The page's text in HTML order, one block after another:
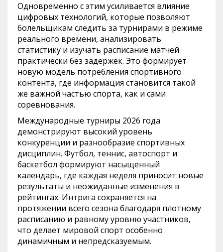
Одновременно с этим усиливается влияние
цифровых технологий, которые позволяют
болельщикам следить за турнирами в режиме
реального времени, анализировать
статистику и изучать расписание матчей
практически без задержек. Это формирует
новую модель потребления спортивного
контента, где информация становится такой
же важной частью спорта, как и сами
соревнования.
Международные турниры 2026 года
демонстрируют высокий уровень
конкуренции и разнообразие спортивных
дисциплин. Футбол, теннис, автоспорт и
баскетбол формируют насыщенный
календарь, где каждая неделя приносит новые
результаты и неожиданные изменения в
рейтингах. Интрига сохраняется на
протяжении всего сезона благодаря плотному
расписанию и равному уровню участников,
что делает мировой спорт особенно
динамичным и непредсказуемым.